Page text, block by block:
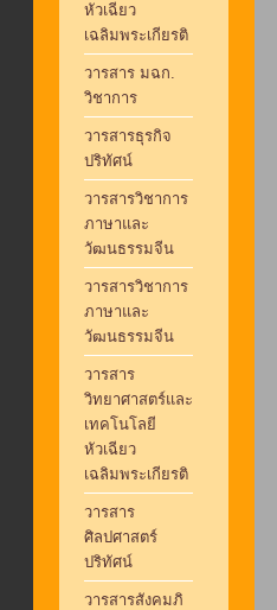
หัวเฉียว
เฉลิมพระเกียรติ
วารสาร มฉก.
วิชาการ
วารสารธุรกิจ
ปริทัศน์
วารสารวิชาการ
ภาษาและ
วัฒนธรรมจีน
วารสารวิชาการ
ภาษาและ
วัฒนธรรมจีน
วารสาร
วิทยาศาสตร์และ
เทคโนโลยี
หัวเฉียว
เฉลิมพระเกียรติ
วารสาร
ศิลปศาสตร์
ปริทัศน์
วารสารสังคมภิ